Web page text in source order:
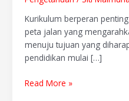
Kurikulum berperan
peta jalan yang
menuju tujuan yang
pendidikan mulai […]
Read More »